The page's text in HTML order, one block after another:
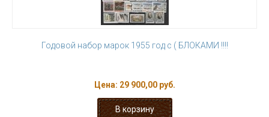
Годовой набор марок 1955 год с ( БЛОКАМИ !!!!
Цена: 29 900,00 руб.